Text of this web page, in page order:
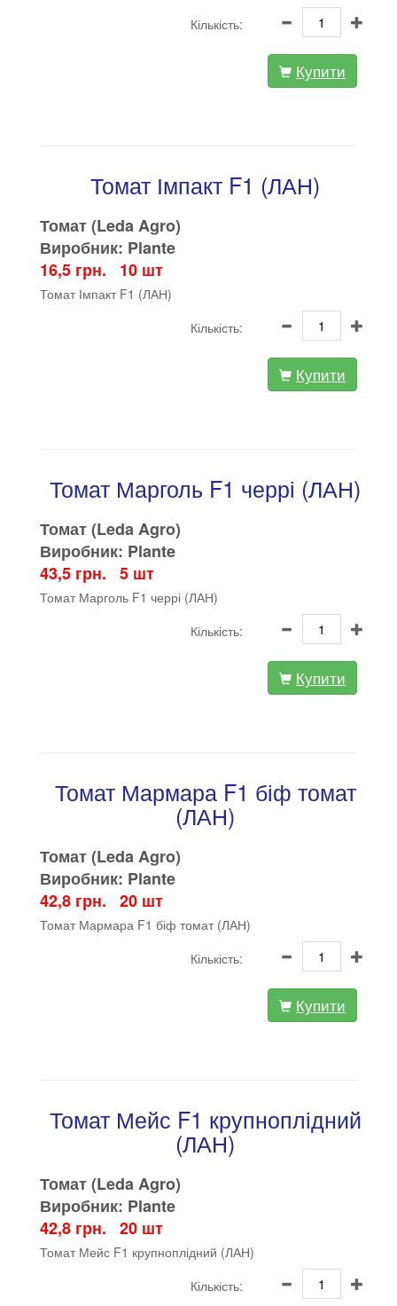
Кількість:
Купити
Томат Імпакт F1 (ЛАН)
Томат (Leda Agro)
Виробник: Plante
16,5 грн. 10 шт
Томат Імпакт F1 (ЛАН)
Кількість:
Купити
Томат Марголь F1 черрі (ЛАН)
Томат (Leda Agro)
Виробник: Plante
43,5 грн. 5 шт
Томат Марголь F1 черрі (ЛАН)
Кількість:
Купити
Томат Мармара F1 біф томат
(ЛАН)
Томат (Leda Agro)
Виробник: Plante
42,8 грн. 20 шт
Томат Мармара F1 біф томат (ЛАН)
Кількість:
Купити
Томат Мейс F1 крупноплідний
(ЛАН)
Томат (Leda Agro)
Виробник: Plante
42,8 грн. 20 шт
Томат Мейс F1 крупноплідний (ЛАН)
Кількість: